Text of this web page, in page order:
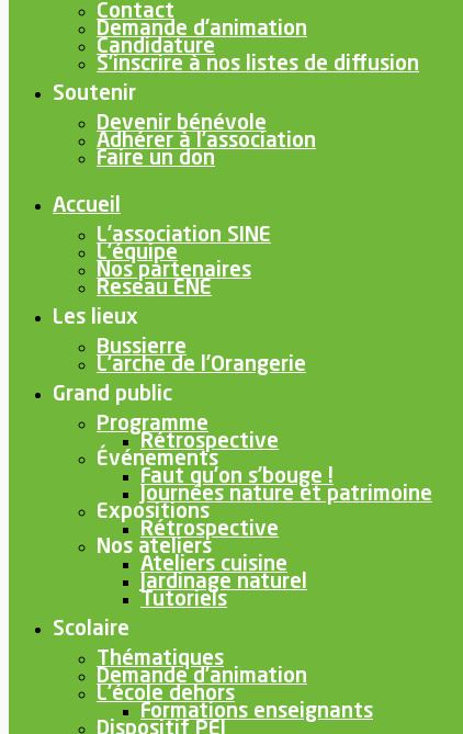
Contact
Demande d’animation
Candidature
S’inscrire à nos listes de diffusion
Soutenir
Devenir bénévole
Adhérer à l’association
Faire un don
Accueil
L’association SINE
L’équipe
Nos partenaires
Reseau ENE
Les lieux
Bussierre
L’arche de l’Orangerie
Grand public
Programme
Rétrospective
Événements
Faut qu’on s’bouge !
Journées nature et patrimoine
Expositions
Rétrospective
Nos ateliers
Ateliers cuisine
Jardinage naturel
Tutoriels
Scolaire
Thématiques
Demande d’animation
L’école dehors
Formations enseignants
Dispositif PEJ